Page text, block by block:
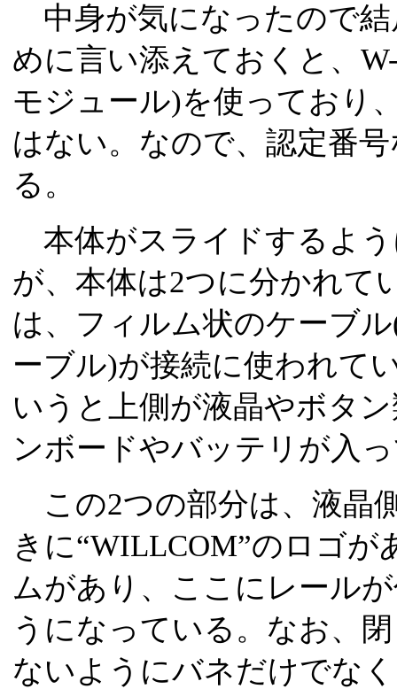
中身が気になったので
めに言い添えておくと、
モジュール)を使っており
はない。なので、認定番
る。
本体がスライドするよ
が、本体は2つに分かれて
は、フィルム状のケーブ
ーブル)が接続に使われて
いうと上側が液晶やボタ
ンボードやバッテリが入
この2つの部分は、液晶
きに“WILLCOM”のロゴ
ムがあり、ここにレール
うになっている。なお、
ないようにバネだけでな